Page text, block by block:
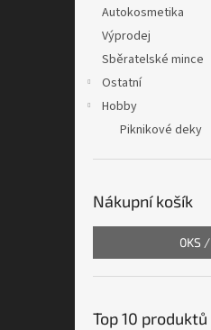
Autokosmetika
Výprodej
Sběratelské mince
Ostatní
Hobby
Piknikové deky
Nákupní košík
0KS /
Top 10 produktů